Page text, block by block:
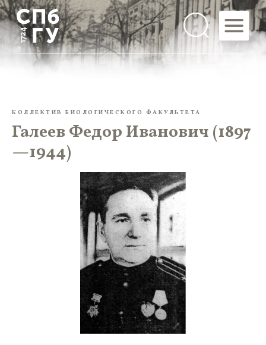
КОЛЛЕКТИВ БИОЛОГИЧЕСКОГО ФАКУЛЬТЕТА
Галеев Федор Иванович (1897
—1944)